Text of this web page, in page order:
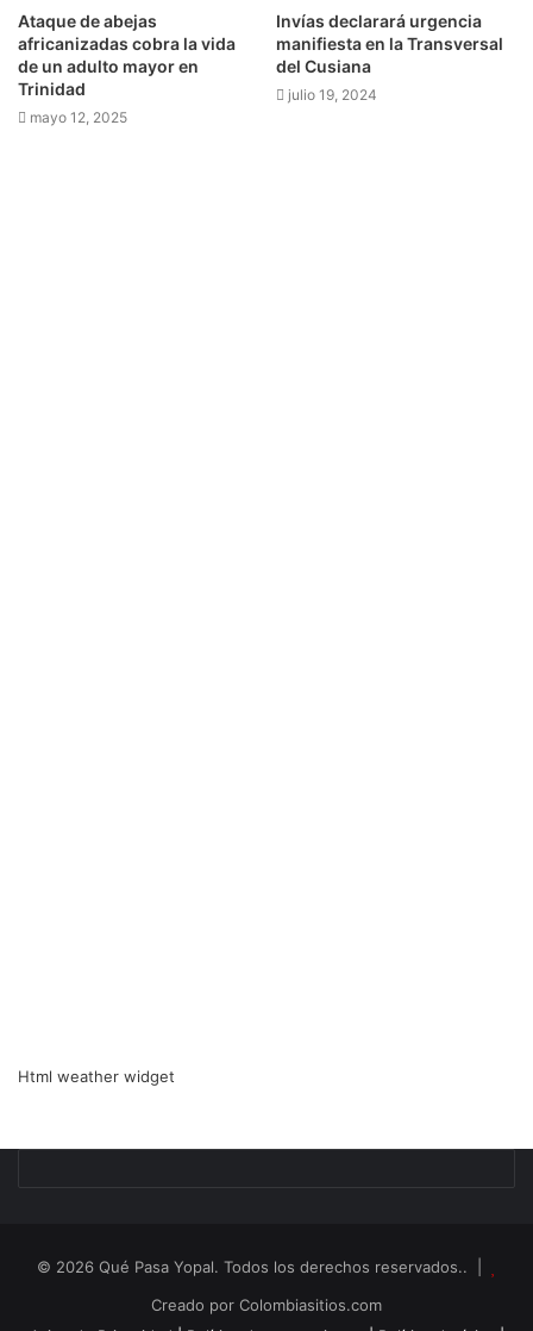
Ataque de abejas
africanizadas cobra la vida
de un adulto mayor en
Trinidad
mayo 12, 2025
Invías declarará urgencia
manifiesta en la Transversal
del Cusiana
julio 19, 2024
Html weather widget
© 2026 Qué Pasa Yopal. Todos los derechos reservados.. |
Creado por Colombiasitios.com